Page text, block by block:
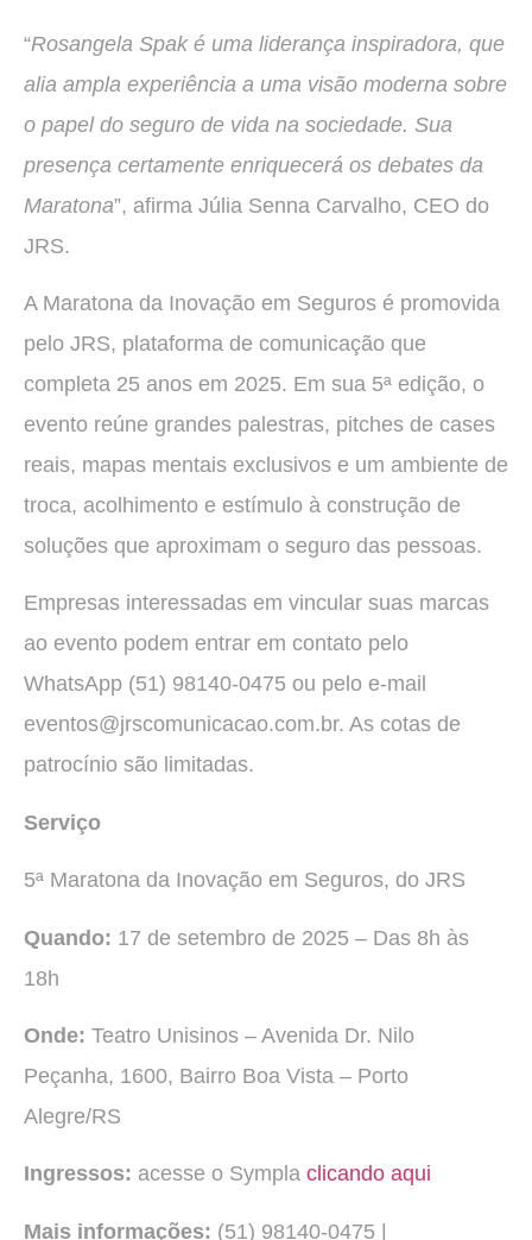
“Rosangela Spak é uma liderança inspiradora, que
alia ampla experiência a uma visão moderna sobre
o papel do seguro de vida na sociedade. Sua
presença certamente enriquecerá os debates da
Maratona”, afirma Júlia Senna Carvalho, CEO do
JRS.
A Maratona da Inovação em Seguros é promovida
pelo JRS, plataforma de comunicação que
completa 25 anos em 2025. Em sua 5ª edição, o
evento reúne grandes palestras, pitches de cases
reais, mapas mentais exclusivos e um ambiente de
troca, acolhimento e estímulo à construção de
soluções que aproximam o seguro das pessoas.
Empresas interessadas em vincular suas marcas
ao evento podem entrar em contato pelo
WhatsApp (51) 98140-0475 ou pelo e-mail
eventos@jrscomunicacao.com.br. As cotas de
patrocínio são limitadas.
Serviço
5ª Maratona da Inovação em Seguros, do JRS
Quando: 17 de setembro de 2025 – Das 8h às
18h
Onde: Teatro Unisinos – Avenida Dr. Nilo
Peçanha, 1600, Bairro Boa Vista – Porto
Alegre/RS
Ingressos: acesse o Sympla clicando aqui
Mais informações: (51) 98140-0475 |